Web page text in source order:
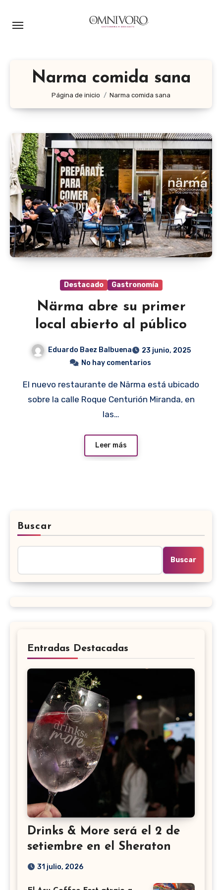
Narma comida sana
Página de inicio Narma comida sana
Destacado Gastronomía
Närma abre su primer
local abierto al público
Eduardo Baez Balbuena
23 junio, 2025
No hay comentarios
El nuevo restaurante de Närma está ubicado
sobre la calle Roque Centurión Miranda, en
las…
Leer más
Buscar
Buscar
Entradas Destacadas
Drinks & More será el 2 de
setiembre en el Sheraton
31 julio, 2026